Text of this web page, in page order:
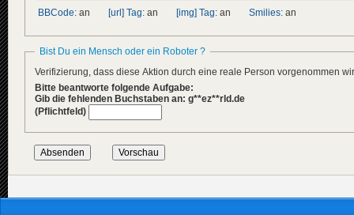
BBCode: an [url] Tag: an [img] Tag: an Smilies: an
Bist Du ein Mensch oder ein Roboter ?
Verifizierung, dass diese Aktion durch eine reale Person vorgenommen
Bitte beantworte folgende Aufgabe:
Gib die fehlenden Buchstaben an: g**ez**rld.de
(Pflichtfeld)